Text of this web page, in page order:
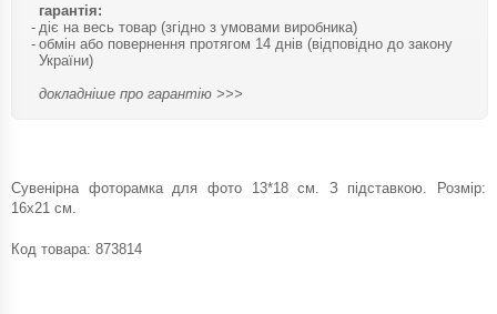
гарантія:
діє на весь товар (згідно з умовами виробника)
обмін або повернення протягом 14 днів (відповідно до закону
України)
докладніше про гарантію >>>
Сувенірна фоторамка для фото 13*18 см. З підставкою. Розмір:
16х21 см.
Код товара: 873814